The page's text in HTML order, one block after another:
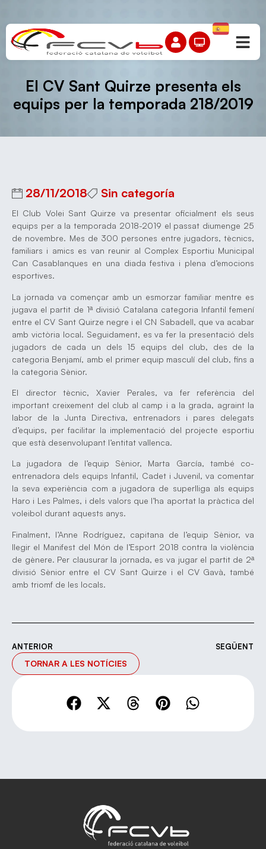
El CV Sant Quirze presenta els
equips per la temporada 218/2019
28/11/2018 Sin categoría
El Club Volei Sant Quirze va presentar oficialment els seus
equips per a la temporada 2018-2019 el passat diumenge 25
de novembre. Mes de 300 persones entre jugadors, tècnics,
familiars i amics es van reunir al Complex Esportiu Municipal
Can Casablanques en una diada festiva i plena d’emocions
esportives.
La jornada va començar amb un esmorzar familiar mentre es
jugava el partit de 1ª divisió Catalana categoria Infantil femení
entre el CV Sant Quirze negre i el CN Sabadell, que va acabar
amb victòria local. Seguidament, es va fer la presentació dels
jugadors de cada un dels 15 equips del club, des de la
categoria Benjamí, amb el primer equip masculí del club, fins a
la categoria Sènior.
El director tècnic, Xavier Perales, va fer referència del
important creixement del club al camp i a la grada, agraint la
labor de la Junta Directiva, entrenadors i pares delegats
d’equips, per facilitar la implementació del projecte esportiu
que està desenvolupant l’entitat vallenca.
La jugadora de l’equip Sènior, Marta García, també co-
entrenadora dels equips Infantil, Cadet i Juvenil, va comentar
la seva experiència com a jugadora de superlliga als equips
Haro i Les Palmes, i dels valors que l’ha aportat la pràctica del
voleibol durant aquests anys.
Finalment, l’Anne Rodríguez, capitana de l’equip Sènior, va
llegir el Manifest del Món de l’Esport 2018 contra la violència
de gènere. Per clausurar la jornada, es va jugar el partit de 2ª
divisió Sènior entre el CV Sant Quirze i el CV Gavà, també
amb triomf de les locals.
ANTERIOR SEGÜENT
TORNAR A LES NOTÍCIES